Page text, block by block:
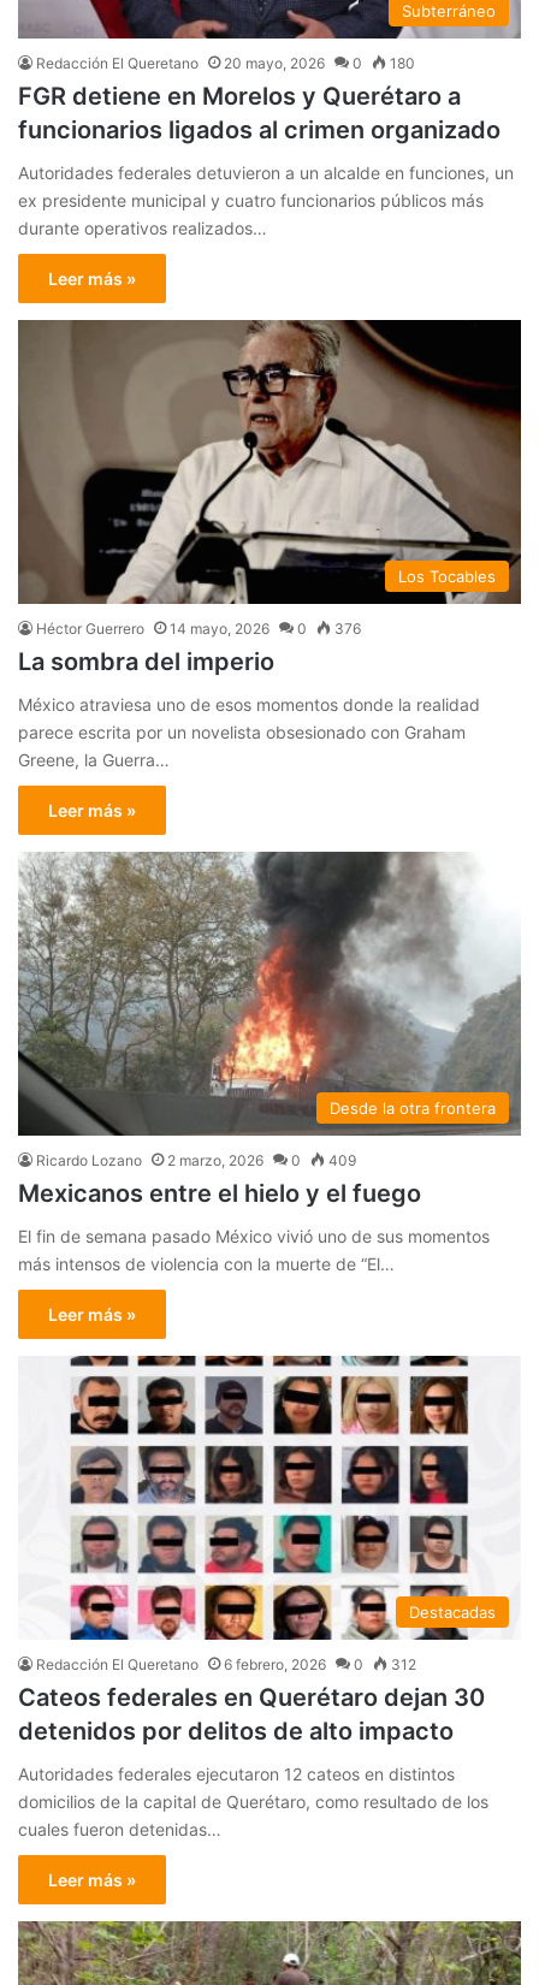
Subterráneo
Redacción El Queretano 20 mayo, 2026 0 180
FGR detiene en Morelos y Querétaro a
funcionarios ligados al crimen organizado
Autoridades federales detuvieron a un alcalde en funciones, un
ex presidente municipal y cuatro funcionarios públicos más
durante operativos realizados…
Leer más »
Los Tocables
Héctor Guerrero 14 mayo, 2026 0 376
La sombra del imperio
México atraviesa uno de esos momentos donde la realidad
parece escrita por un novelista obsesionado con Graham
Greene, la Guerra…
Leer más »
Desde la otra frontera
Ricardo Lozano 2 marzo, 2026 0 409
Mexicanos entre el hielo y el fuego
El fin de semana pasado México vivió uno de sus momentos
más intensos de violencia con la muerte de “El…
Leer más »
Destacadas
Redacción El Queretano 6 febrero, 2026 0 312
Cateos federales en Querétaro dejan 30
detenidos por delitos de alto impacto
Autoridades federales ejecutaron 12 cateos en distintos
domicilios de la capital de Querétaro, como resultado de los
cuales fueron detenidas…
Leer más »